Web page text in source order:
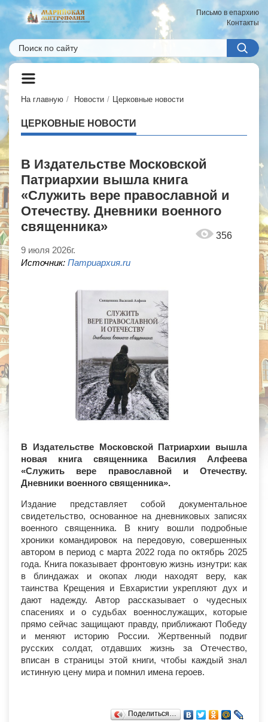
Письмо в епархию
Контакты
На главную Новости Церковные новости
ЦЕРКОВНЫЕ НОВОСТИ
В Издательстве Московской
Патриархии вышла книга
«Служить вере православной и
Отечеству. Дневники военного
священника»
356
9 июля 2026г.
Источник: Патриархия.ru
В Издательстве Московской Патриархии вышла
новая книга священника Василия Алфеева
«Служить вере православной и Отечеству.
Дневники военного священника».
Издание представляет собой документальное
свидетельство, основанное на дневниковых записях
военного священника. В книгу вошли подробные
хроники командировок на передовую, совершенных
автором в период с марта 2022 года по октябрь 2025
года. Книга показывает фронтовую жизнь изнутри: как
в блиндажах и окопах люди находят веру, как
таинства Крещения и Евхаристии укрепляют дух и
дают надежду. Автор рассказывает о чудесных
спасениях и о судьбах военнослужащих, которые
прямо сейчас защищают правду, приближают Победу
и меняют историю России. Жертвенный подвиг
русских солдат, отдавших жизнь за Отечество,
вписан в страницы этой книги, чтобы каждый знал
истинную цену мира и помнил имена героев.
Поделиться…